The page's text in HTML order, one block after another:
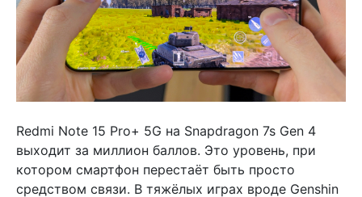
Redmi Note 15 Pro+ 5G на Snapdragon 7s Gen 4
выходит за миллион баллов. Это уровень, при
котором смартфон перестаёт быть просто
средством связи. В тяжёлых играх вроде Genshin